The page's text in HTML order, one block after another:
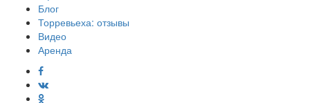
Блог
Торревьеха: отзывы
Видео
Аренда